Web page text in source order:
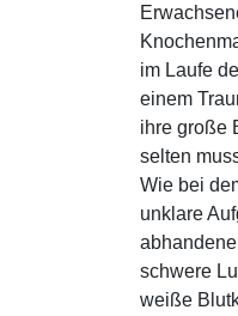
im Laufe
einem
ihre große
selten
Wie bei
unklare
schwere
weiße